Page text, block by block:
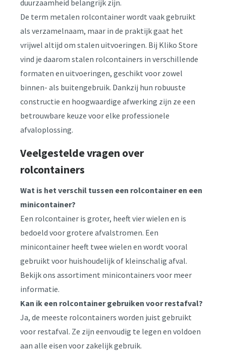
duurzaamheid belangrijk zijn.
De term metalen rolcontainer wordt vaak gebruikt
als verzamelnaam, maar in de praktijk gaat het
vrijwel altijd om stalen uitvoeringen. Bij Kliko Store
vind je daarom stalen rolcontainers in verschillende
formaten en uitvoeringen, geschikt voor zowel
binnen- als buitengebruik. Dankzij hun robuuste
constructie en hoogwaardige afwerking zijn ze een
betrouwbare keuze voor elke professionele
afvaloplossing.
Veelgestelde vragen over
rolcontainers
Wat is het verschil tussen een rolcontainer en een
minicontainer?
Een rolcontainer is groter, heeft vier wielen en is
bedoeld voor grotere afvalstromen. Een
minicontainer heeft twee wielen en wordt vooral
gebruikt voor huishoudelijk of kleinschalig afval.
Bekijk ons assortiment minicontainers voor meer
informatie.
Kan ik een rolcontainer gebruiken voor restafval?
Ja, de meeste rolcontainers worden juist gebruikt
voor restafval. Ze zijn eenvoudig te legen en voldoen
aan alle eisen voor zakelijk gebruik.